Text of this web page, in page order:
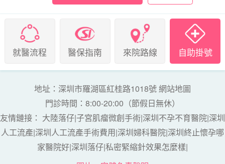
就醫流程 醫保指南 來院路線 自助掛號
地址：深圳市羅湖區紅桂路1018號網站地圖
門診時間：8:00-20:00（節假日無休）
友情鏈接： 大陸落仔|子宮肌瘤微創手術|深圳不孕不育醫院|深圳
人工流產|深圳人工流產手術費用|深圳婦科醫院|深圳終止懷孕哪
家醫院好|深圳落仔|私密緊縮針效果怎麼樣|